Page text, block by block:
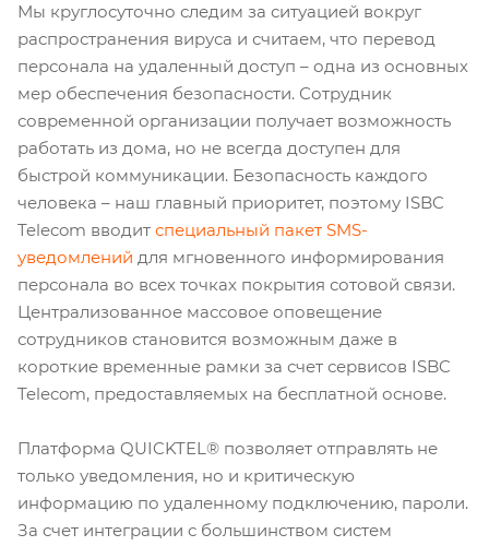
Мы круглосуточно следим за ситуацией вокруг
распространения вируса и считаем, что перевод
персонала на удаленный доступ – одна из основных
мер обеспечения безопасности. Сотрудник
современной организации получает возможность
работать из дома, но не всегда доступен для
быстрой коммуникации. Безопасность каждого
человека – наш главный приоритет, поэтому ISBC
Telecom вводит специальный пакет SMS-
уведомлений для мгновенного информирования
персонала во всех точках покрытия сотовой связи.
Централизованное массовое оповещение
сотрудников становится возможным даже в
короткие временные рамки за счет сервисов ISBC
Telecom, предоставляемых на бесплатной основе.
Платформа QUICKTEL®️ позволяет отправлять не
только уведомления, но и критическую
информацию по удаленному подключению, пароли.
За счет интеграции с большинством систем